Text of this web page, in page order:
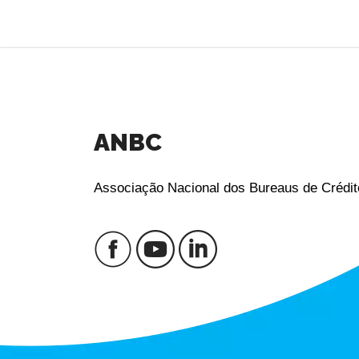
ANBC
Associação Nacional dos Bureaus de